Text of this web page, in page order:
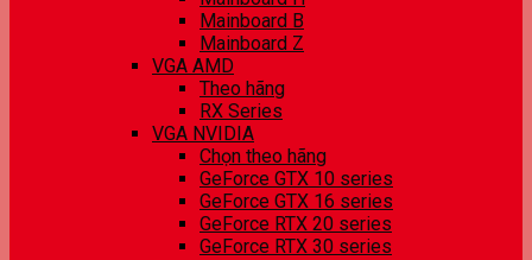
Mainboard B
Mainboard Z
VGA AMD
Theo hãng
RX Series
VGA NVIDIA
Chọn theo hãng
GeForce GTX 10 series
GeForce GTX 16 series
GeForce RTX 20 series
GeForce RTX 30 series